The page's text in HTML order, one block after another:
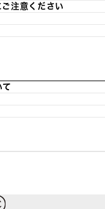
注意ください